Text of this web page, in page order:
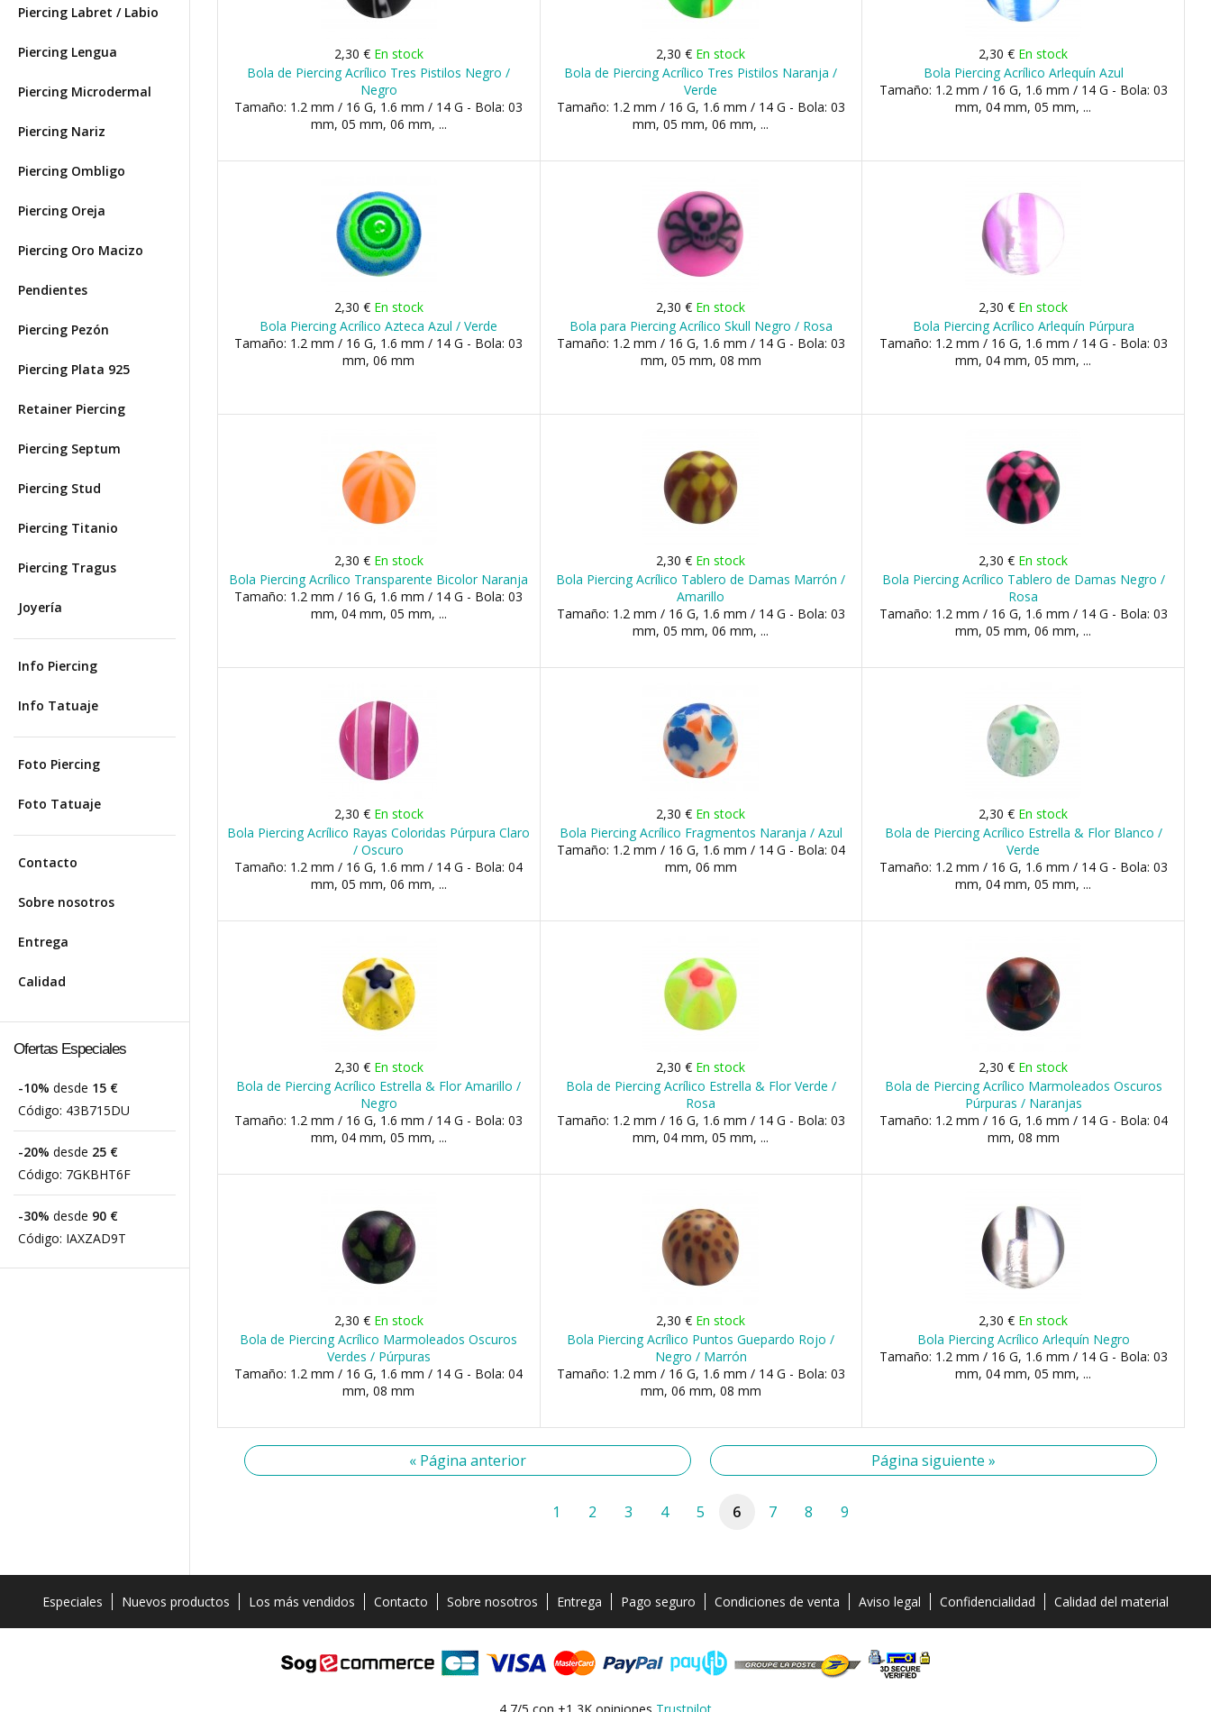
Piercing Labret / Labio
Piercing Lengua
Piercing Microdermal
Piercing Nariz
Piercing Ombligo
Piercing Oreja
Piercing Oro Macizo
Pendientes
Piercing Pezón
Piercing Plata 925
Retainer Piercing
Piercing Septum
Piercing Stud
Piercing Titanio
Piercing Tragus
Joyería
Info Piercing
Info Tatuaje
Foto Piercing
Foto Tatuaje
Contacto
Sobre nosotros
Entrega
Calidad
Ofertas Especiales
-10% desde 15 €
Código: 43B715DU
-20% desde 25 €
Código: 7GKBHT6F
-30% desde 90 €
Código: IAXZAD9T
2,30 € En stock
Bola de Piercing Acrílico Tres Pistilos Negro /
Negro
Tamaño: 1.2 mm / 16 G, 1.6 mm / 14 G - Bola: 03
mm, 05 mm, 06 mm, ...
2,30 € En stock
Bola de Piercing Acrílico Tres Pistilos Naranja /
Verde
Tamaño: 1.2 mm / 16 G, 1.6 mm / 14 G - Bola: 03
mm, 05 mm, 06 mm, ...
2,30 € En stock
Bola Piercing Acrílico Arlequín Azul
Tamaño: 1.2 mm / 16 G, 1.6 mm / 14 G - Bola: 03
mm, 04 mm, 05 mm, ...
2,30 € En stock
Bola Piercing Acrílico Azteca Azul / Verde
Tamaño: 1.2 mm / 16 G, 1.6 mm / 14 G - Bola: 03
mm, 06 mm
2,30 € En stock
Bola para Piercing Acrílico Skull Negro / Rosa
Tamaño: 1.2 mm / 16 G, 1.6 mm / 14 G - Bola: 03
mm, 05 mm, 08 mm
2,30 € En stock
Bola Piercing Acrílico Arlequín Púrpura
Tamaño: 1.2 mm / 16 G, 1.6 mm / 14 G - Bola: 03
mm, 04 mm, 05 mm, ...
2,30 € En stock
Bola Piercing Acrílico Transparente Bicolor Naranja
Tamaño: 1.2 mm / 16 G, 1.6 mm / 14 G - Bola: 03
mm, 04 mm, 05 mm, ...
2,30 € En stock
Bola Piercing Acrílico Tablero de Damas Marrón /
Amarillo
Tamaño: 1.2 mm / 16 G, 1.6 mm / 14 G - Bola: 03
mm, 05 mm, 06 mm, ...
2,30 € En stock
Bola Piercing Acrílico Tablero de Damas Negro /
Rosa
Tamaño: 1.2 mm / 16 G, 1.6 mm / 14 G - Bola: 03
mm, 05 mm, 06 mm, ...
2,30 € En stock
Bola Piercing Acrílico Rayas Coloridas Púrpura Claro
/ Oscuro
Tamaño: 1.2 mm / 16 G, 1.6 mm / 14 G - Bola: 04
mm, 05 mm, 06 mm, ...
2,30 € En stock
Bola Piercing Acrílico Fragmentos Naranja / Azul
Tamaño: 1.2 mm / 16 G, 1.6 mm / 14 G - Bola: 04
mm, 06 mm
2,30 € En stock
Bola de Piercing Acrílico Estrella & Flor Blanco /
Verde
Tamaño: 1.2 mm / 16 G, 1.6 mm / 14 G - Bola: 03
mm, 04 mm, 05 mm, ...
2,30 € En stock
Bola de Piercing Acrílico Estrella & Flor Amarillo /
Negro
Tamaño: 1.2 mm / 16 G, 1.6 mm / 14 G - Bola: 03
mm, 04 mm, 05 mm, ...
2,30 € En stock
Bola de Piercing Acrílico Estrella & Flor Verde /
Rosa
Tamaño: 1.2 mm / 16 G, 1.6 mm / 14 G - Bola: 03
mm, 04 mm, 05 mm, ...
2,30 € En stock
Bola de Piercing Acrílico Marmoleados Oscuros
Púrpuras / Naranjas
Tamaño: 1.2 mm / 16 G, 1.6 mm / 14 G - Bola: 04
mm, 08 mm
2,30 € En stock
Bola de Piercing Acrílico Marmoleados Oscuros
Verdes / Púrpuras
Tamaño: 1.2 mm / 16 G, 1.6 mm / 14 G - Bola: 04
mm, 08 mm
2,30 € En stock
Bola Piercing Acrílico Puntos Guepardo Rojo /
Negro / Marrón
Tamaño: 1.2 mm / 16 G, 1.6 mm / 14 G - Bola: 03
mm, 06 mm, 08 mm
2,30 € En stock
Bola Piercing Acrílico Arlequín Negro
Tamaño: 1.2 mm / 16 G, 1.6 mm / 14 G - Bola: 03
mm, 04 mm, 05 mm, ...
« Página anterior Página siguiente »
1 2 3 4 5 6 7 8 9
Especiales Nuevos productos Los más vendidos Contacto Sobre nosotros Entrega Pago seguro Condiciones de venta Aviso legal Confidencialidad Calidad del material